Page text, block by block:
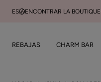
ES ENCONTRAR LA BOUTIQUE
REBAJAS CHARM BAR